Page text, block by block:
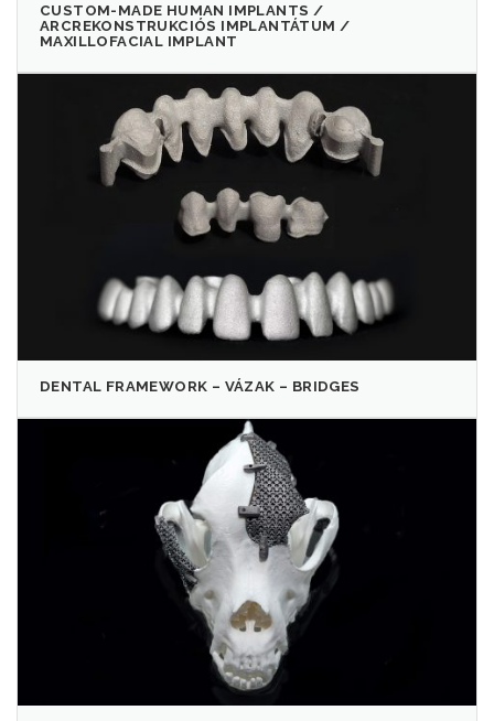
CUSTOM-MADE HUMAN IMPLANTS /
ARCREKONSTRUKCIÓS IMPLANTÁTUM /
MAXILLOFACIAL IMPLANT
DENTAL FRAMEWORK – VÁZAK – BRIDGES